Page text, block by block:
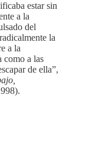
estar sin
a la
del
la
a la
como a las
de ella”,